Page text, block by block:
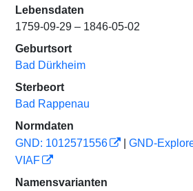
Lebensdaten
1759-09-29 – 1846-05-02
Geburtsort
Bad Dürkheim
Sterbeort
Bad Rappenau
Normdaten
GND: 1012571556
GND-
VIAF
Namensvarianten